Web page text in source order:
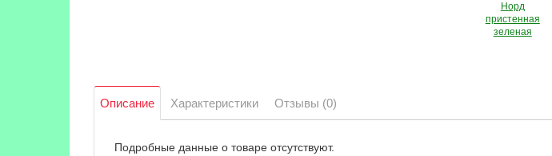
Норд
пристенная
зеленая
Описание Характеристики Отзывы (0)
Подробные данные о товаре отсутствуют.